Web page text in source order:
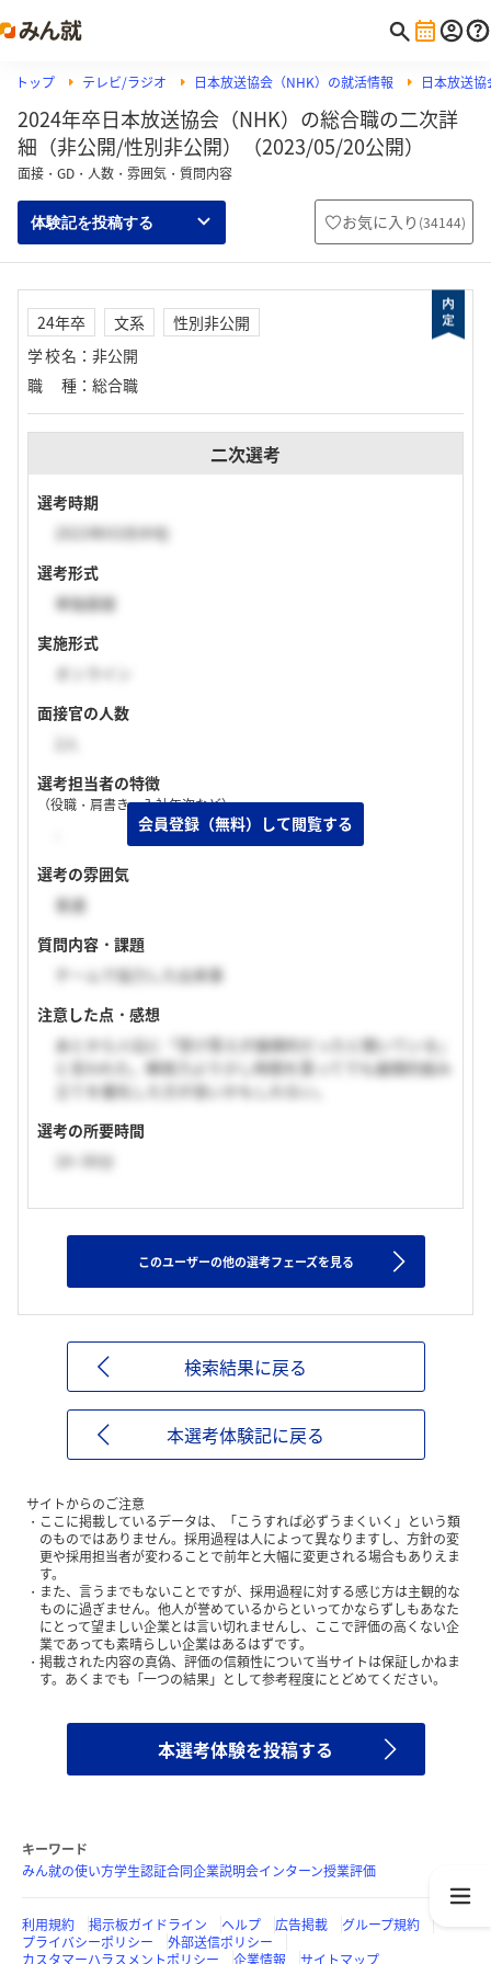
トップ テレビ/ラジオ 日本放送協会（NHK）の就活情報 日本放送
2024年卒日本放送協会（NHK）の総合職の二次詳
細（非公開/性別非公開）（2023/05/20公開）
面接・GD・人数・雰囲気・質問内容
体験記を投稿する お気に入り (34144)
24年卒 文系
性別非公開
学校名 ： 非公開
職種 ： 総合職
二次選考
選考時期
2023年03月中旬
選考形式
単独面接
実施形式
オンライン
面接官の人数
選考担当者の特徴
（役職・肩書き・入社年次など）
選考の雰囲気
普通
質問内容・課題
チームで協力した出来事
注意した点・感想
あとから人伝に「受け答えが論理的だったと聞いている」
と言われた。瞬発力より少し時間を貰ってでも論理的組み
立てを優先した方が良いかもしれない。
選考の所要時間
16~30分
このユーザーの他の選考フェーズを見る
検索結果に戻る
本選考体験記に戻る
サイトからのご注意
ここに掲載しているデータは、「こうすれば必ずうまくいく」という類
のものではありません。採用過程は人によって異なりますし、方針の変
更や採用担当者が変わることで前年と大幅に変更される場合もありえま
す。
また、言うまでもないことですが、採用過程に対する感じ方は主観的な
ものに過ぎません。他人が誉めているからといってかならずしもあなた
にとって望ましい企業とは言い切れませんし、ここで評価の高くない企
業であっても素晴らしい企業はあるはずです。
掲載された内容の真偽、評価の信頼性について当サイトは保証しかねま
す。あくまでも「一つの結果」として参考程度にとどめてください。
本選考体験を投稿する
キーワード
みん就の使い方学生認証合同企業説明会インターン授業評価
利用規約 掲示板ガイドライン ヘルプ 広告掲載
グループ規約
プライバシーポリシー
外部送信ポリシー
カスタマーハラスメントポリシー
企業情報 サイトマップ